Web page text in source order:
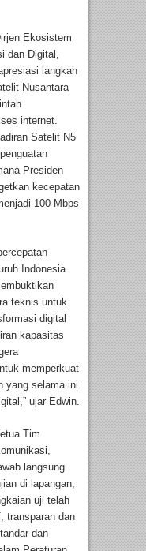
Ekosistem
dan Digital,
langkah
Nusantara
internet.
Satelit N5
Presiden
kecepatan
100 Mbps
Indonesia.
teknis untuk
digital
kapasitas
memperkuat
yang selama ini
ujar Edwin.
Tim
langsung
di lapangan,
uji telah
transparan dan
dan